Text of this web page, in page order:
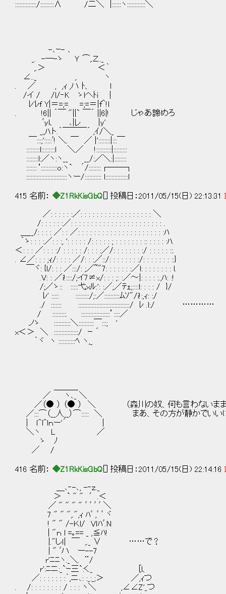
::::::::::::::/:::::::::∧ /二＼ |::::::ヽ::::::::::::＼
-､ｰ- ､
_. -─-ゝ Ｙ ⌒,.Ｚ.._
,.＞ ＜｀
∠.._ , ヽ
. ／ , ,ｨ ,ハ ﾄ、 l
/イ / /l/‐K ゝlへﾄi |
ﾚ'ﾚf Y|＝=;= =;=＝|f＾!l
. !6|| ｀￣ "||` ￣´ ||6|! じゃあ諦めろ
ﾞyl、 ､|レ |y'
_,,ﾊ.ト.｀￣￣￣´ ,ｲ/＼_
￣:::;':::::ﾞ! ＼. ￣ ／ |'::::::::|:::￣
:::::::::l:::::::::l ＼／ !::::::::::|:::::::::
::::::::l:／ヽ:ヽ__ __/:／＼:|::::::::
:::::::‘:::::::::::o:ヽ` ´/::::::::┌──┐
:::::::::::::::::::::::::::ヽー/::::::::::: l:::::::::::::::l
415 名前： ◆Z1RkKisGbQ [] 投稿日：2011/05/15(日) 22:13:31
／: : : : : :／: : : : : : : : : : : : : : : : : : ＼
/: : : : : :／: : : : : : : : : : : : : : : : : : : : : : : .
＿__/: : : : ／: : ／: : : : : : : : : : : : : : : : : : : : : :ﾊ
｀ゝ: : : :／: : :, ': : : : : /: : : : : ; : : : : : : : :: : : : : :ﾊ.
＜: : : ／: : : :/ : : : : : /: : : :／/: : : : : : : :/ : : : : : ::.
. ∠／: : : ;ｨ/: : : : ／/: : :／::/: : : : : : : :/: : : : : : : ::}
￣ヾ: {l/: : : ／:::/: ;／~"7: : : : : : :／l: : : : : : : : l.
.V: : ／i!::::/;イ7≠x/: : : ;: :／～|: : : : :.,ﾊ: :!
/;／ゝ:: :::::弋ｘﾙ:': :／;／ﾃｪ;::::l: : : : / }/
ﾚ' ::::: :::::::::/;:／::::::::::ﾑｿ"/i!:,ｨ: :/
./ ::::::: ::::::::::::::::::::::::::::::::::/ ﾚ .l:/ …………
/ :::::::::. :::::::::::::::::::’::::／
ノゝ :::::::::::＼::::::::::￣:::; '
x＜＞ ＼ ::::::::::::::::/ ｰ ´
｀ヾ ヽ :::::::::::ﾍ ヽ,_
／ ヽ､_ ＼
／（● ） （● ） ＼ （森川の奴、何も言わないまま固
／:::⌒（__人__）⌒::::: ＼ まあ、その方が静かでいい
| ｌ^l^lｎー'´ |
＼ヽ L ／
ゝ ﾉ
／ /
416 名前： ◆Z1RkKisGbQ [] 投稿日：2011/05/15(日) 22:14:16
＿､‐-､, -‐ｚ._
＞ ` " " ′.＜
／ " " " " ﾞ ﾞ ﾞ ﾞ ＼
7 " " ",.",ｨ ﾊﾞ ,ﾞ ﾞ ヾ
! " " /-Ｋl/ Vｌﾊﾞ.N
| "ｎ l =｡== _ ,≦ﾊ!
|."しｌ| ￣ ,._ ∨ ……で？
| " ﾞハ ー--7
r'ﾆﾆヽ._＼. ¨/
r':ﾆニ:_`ｰ三`:く._ [l、
／: : : : : : :｀,ニ､: :_:_;＞ ／,ｨつ
. /: : : : : : : : / : : : ヽ＼ ,∠∠Z'_つ